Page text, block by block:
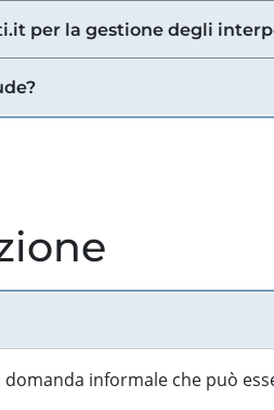
per la gestione degli
domanda informale che può